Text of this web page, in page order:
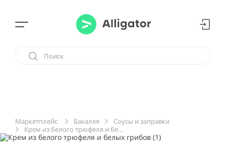
Маркетплейс Бакалея
Cоусы и заправки
Крем из белого трюфеля и белых грибов